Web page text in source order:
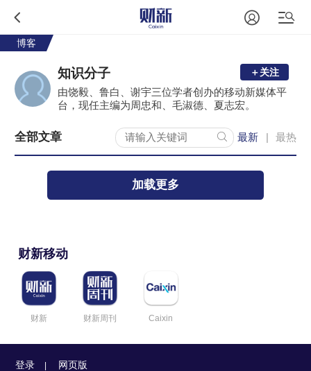
博客
知识分子
由饶毅、鲁白、谢宇三位学者创办的移动新媒体平
台，现任主编为周忠和、毛淑德、夏志宏。
＋关注
全部文章 最新 最热
加载更多
财新移动
财新 财新周刊 Caixin
登录 | 网页版